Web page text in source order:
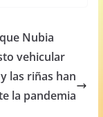
Nubia
vehicular
las riñas han
la pandemia